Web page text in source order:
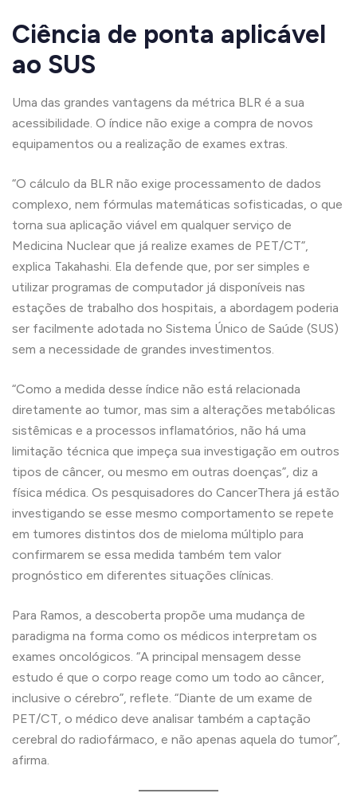
Ciência de ponta aplicável
ao SUS
Uma das grandes vantagens da métrica BLR é a sua
acessibilidade. O índice não exige a compra de novos
equipamentos ou a realização de exames extras.
“O cálculo da BLR não exige processamento de dados
complexo, nem fórmulas matemáticas sofisticadas, o que
torna sua aplicação viável em qualquer serviço de
Medicina Nuclear que já realize exames de PET/CT”,
explica Takahashi. Ela defende que, por ser simples e
utilizar programas de computador já disponíveis nas
estações de trabalho dos hospitais, a abordagem poderia
ser facilmente adotada no Sistema Único de Saúde (SUS)
sem a necessidade de grandes investimentos.
“Como a medida desse índice não está relacionada
diretamente ao tumor, mas sim a alterações metabólicas
sistêmicas e a processos inflamatórios, não há uma
limitação técnica que impeça sua investigação em outros
tipos de câncer, ou mesmo em outras doenças”, diz a
física médica. Os pesquisadores do CancerThera já estão
investigando se esse mesmo comportamento se repete
em tumores distintos dos de mieloma múltiplo para
confirmarem se essa medida também tem valor
prognóstico em diferentes situações clínicas.
Para Ramos, a descoberta propõe uma mudança de
paradigma na forma como os médicos interpretam os
exames oncológicos. “A principal mensagem desse
estudo é que o corpo reage como um todo ao câncer,
inclusive o cérebro”, reflete. “Diante de um exame de
PET/CT, o médico deve analisar também a captação
cerebral do radiofármaco, e não apenas aquela do tumor”,
afirma.